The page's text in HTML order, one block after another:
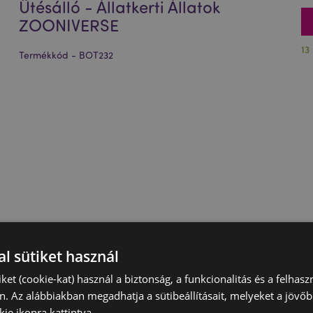
Ütésálló - Állatkerti Állatok
ZOONIVERSE
Termékkód - BOT232
sütiket használ
(cookie-kat) használ a biztonság, a funkcionalitás és a
Az alábbiakban megadhatja a sütibeállításait, melyeket a